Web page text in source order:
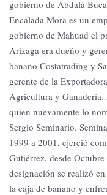
gobierno de Abdalá
Encalada Mora es un
gobierno de Mahuad el
Arízaga era dueño y
banano Costatrading y
gerente de la
Agricultura y
quien nuevamente lo
Sergio Seminario.
1999 a 2001, ejerció
Gutiérrez, desde
designación se realizó
la caja de banano y